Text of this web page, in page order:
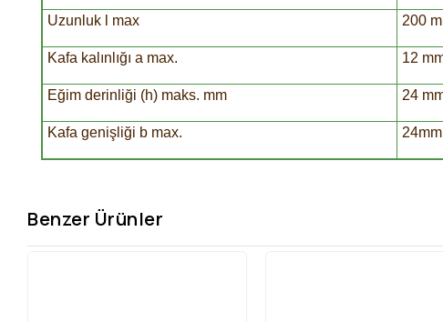
Uzunluk l max 200
Kafa kalınlığı a max. 12
Eğim derinliği (h) maks. mm 24
Kafa genişliği b max. 24mm
Benzer Ürünler